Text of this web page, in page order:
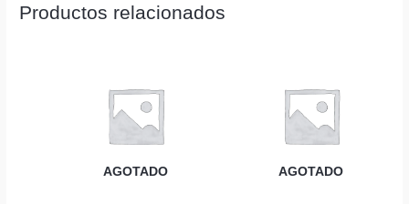
Productos relacionados
AGOTADO AGOTADO